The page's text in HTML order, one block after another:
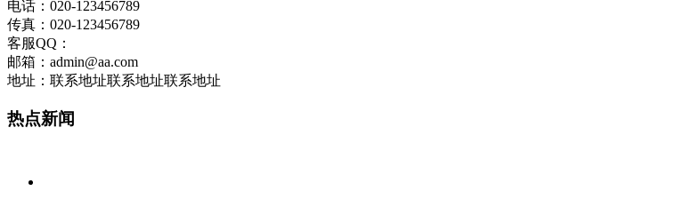
电话：020-123456789
传真：020-123456789
客服QQ：
邮箱：admin@aa.com
地址：联系地址联系地址联系地址
热点新闻